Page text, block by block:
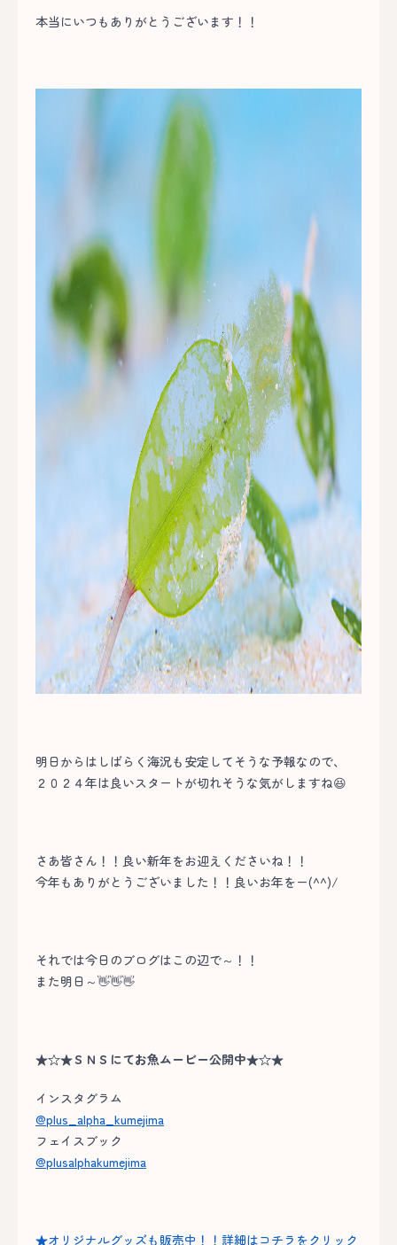
本当にいつもありがとうございます！！
明日からはしばらく海況も安定してそうな予報なので、
２０２４年は良いスタートが切れそうな気がしますね😆
さあ皆さん！！良い新年をお迎えくださいね！！
今年もありがとうございました！！良いお年をー(^^)/
それでは今日のブログはこの辺で～！！
また明日～👋👋👋
★☆★ＳＮＳにてお魚ムービー公開中★☆★
インスタグラム
@plus_alpha_kumejima
フェイスブック
@plusalphakumejima
★オリジナルグッズも販売中！！詳細はコチラをクリック